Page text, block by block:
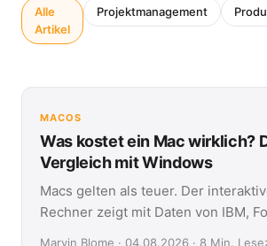
Alle
Artikel
Projektmanagement
MACOS
Was kostet ein Mac wirklich?
Vergleich mit Windows
Macs gelten als teuer. Der
Rechner zeigt mit Daten von IBM,
Marvin Blome · 04.08.2026 · 8 Min.